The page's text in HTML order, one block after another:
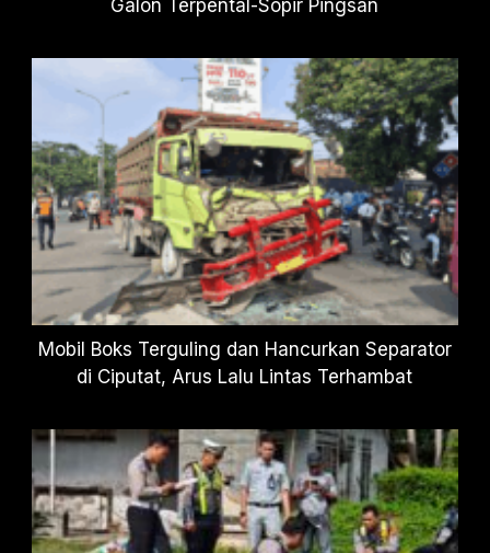
Galon Terpental-Sopir Pingsan
Mobil Boks Terguling dan Hancurkan Separator
di Ciputat, Arus Lalu Lintas Terhambat